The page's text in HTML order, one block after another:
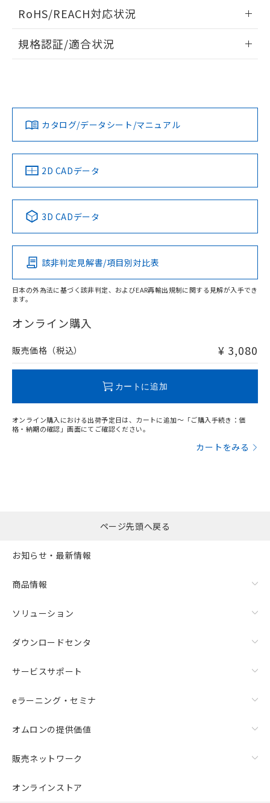
ドすることができます。
ログイン/会員登録
ダウンロードデータをご利用いただく前に、以下を必ずお読
みください。
ソフトウェアの使用条件
RoHS/REACH対応状況
EU RoHS 注意事項・凡例
対応済み
中国 RoHS 注意事項・凡例
Pb Hg Cd Cr(VI)
O
在庫等で未対応品が混在する可能性があります。
問い合わせください。
規格認証/適合状況
カタログ/データシート/マニュアル
2D CADデータ
3D CADデータ
該非判定見解書/項目別対比表
日本の外為法に基づく該非判定、およびEAR再輸出規制に関する見解が入手でき
ます。
オンライン購入
販売価格（税込） ¥ 3,080
カートに追加
オンライン購入における出荷予定日は、カートに追加～「ご購入手続き：価
格・納期の確認」画面にてご確認ください。
カートをみる
ページ先頭へ戻る
お知らせ・最新情報
商品情報
ソリューション
ダウンロードセンタ
サービスサポート
eラーニング・セミナ
オムロンの提供価値
販売ネットワーク
オンラインストア